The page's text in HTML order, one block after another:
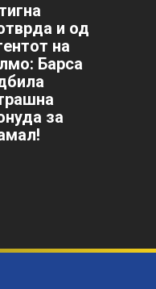
и од
на
Барса
за